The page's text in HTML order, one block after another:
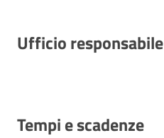
Ufficio responsabile
Tempi e scadenze